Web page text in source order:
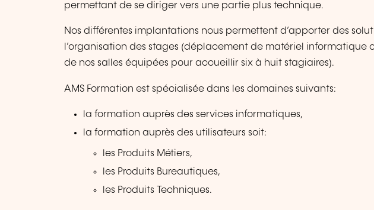
permettant de se diriger vers une partie plus technique.
Nos différentes implantations nous permettent d’apporter des
l’organisation des stages (déplacement de matériel informatique
de nos salles équipées pour accueillir six à huit stagiaires).
AMS Formation est spécialisée dans les domaines suivants:
la formation auprès des services informatiques,
la formation auprès des utilisateurs soit:
les Produits Métiers,
les Produits Bureautiques,
les Produits Techniques.